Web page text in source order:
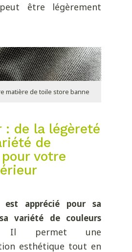
être légèrement
matière de toile store banne
: de la légèreté
de
votre
est apprécié pour sa
variété de couleurs
permet une
esthétique tout en